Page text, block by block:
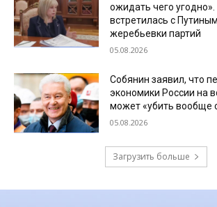
ожидать чего
встретилась с
жеребьевки партий
05.08.2026
Собянин заявил, что
экономики России на
может «убить вообще
05.08.2026
Загрузить больше